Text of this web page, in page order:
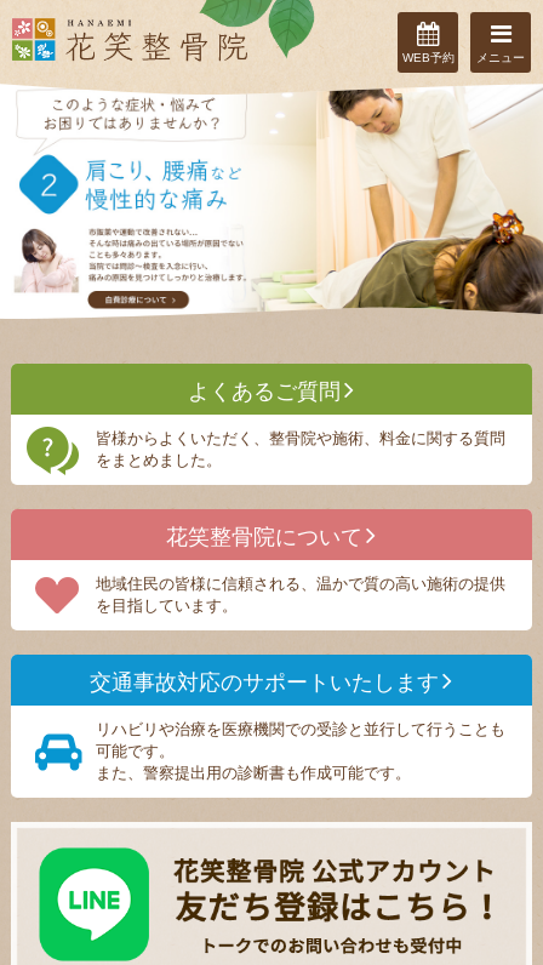
WEB予約 メニュー
自費診療
よくあるご質問
皆様からよくいただく、整骨院や施術、料金に関する質問
をまとめました。
花笑整骨院について
地域住民の皆様に信頼される、温かで質の高い施術の提供
を目指しています。
交通事故対応のサポートいたします
リハビリや治療を医療機関での受診と並行して行うことも
可能です。
また、警察提出用の診断書も作成可能です。